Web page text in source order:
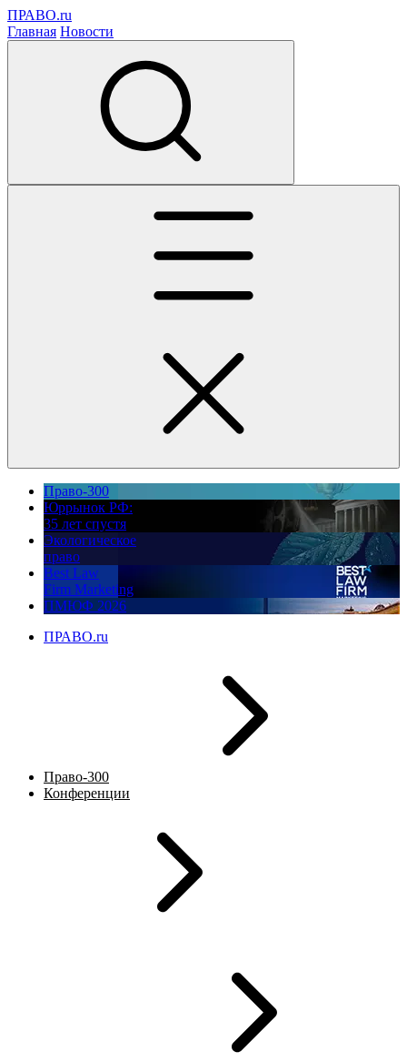
ПРАВО.ru
Главная Новости
Право-300
Юррынок РФ:
35 лет спустя
Экологическое
право
Best Law
Firm Marketing
ПМЮФ 2026
ПРАВО.ru
Право-300
Конференции